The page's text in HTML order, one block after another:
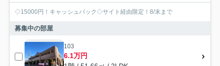
◇15000円！キャッシュバック◇サイト経由限定！8/末まで
募集中の部屋
103
6.1万円